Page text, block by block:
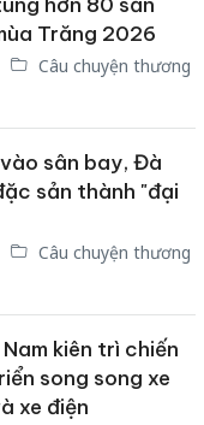
Trăng 2026
Câu chuyện thương
sân bay, Đà
sản thành "đại
Câu chuyện thương
kiên trì chiến
song song xe
xe điện